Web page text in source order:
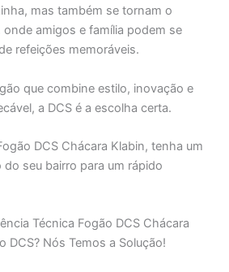
mas também se tornam o
amigos e família podem se
refeições memoráveis.
que combine estilo, inovação e
a DCS é a escolha certa.
DCS Chácara Klabin, tenha um
seu bairro para um rápido
Técnica Fogão DCS Chácara
DCS? Nós Temos a Solução!